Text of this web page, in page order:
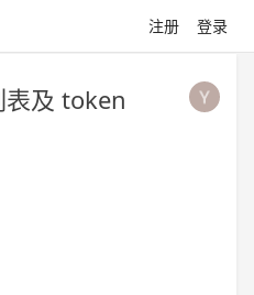
注册 登录
及 token